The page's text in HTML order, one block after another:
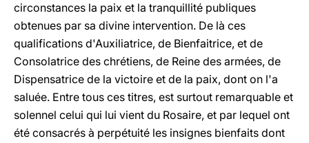
circonstances la paix et la tranquillité publiques
obtenues par sa divine intervention. De là ces
qualifications d'Auxiliatrice, de Bienfaitrice, et de
Consolatrice des chrétiens, de Reine des armées, de
Dispensatrice de la victoire et de la paix, dont on l'a
saluée. Entre tous ces titres, est surtout remarquable et
solennel celui qui lui vient du Rosaire, et par lequel ont
été consacrés à perpétuité les insignes bienfaits dont